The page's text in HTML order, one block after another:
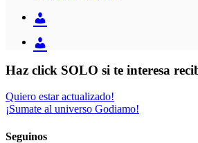
Haz click SOLO si te interesa
Quiero estar actualizado!
¡Sumate al universo Godiamo!
Seguinos